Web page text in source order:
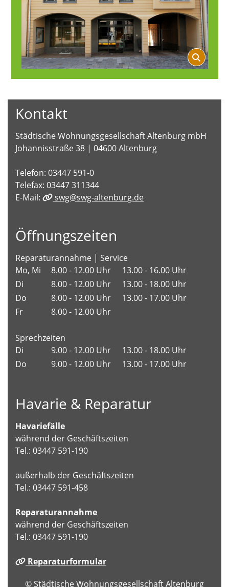
Kontakt
Städtische Wohnungsgesellschaft Altenburg mbH
Johannisstraße 38 | 04600 Altenburg
Telefon: 03447 591-0
Telefax: 03447 311344
E-Mail:
swg@swg-altenburg.de
Öffnungszeiten
Reparaturannahme | Service
Mo, Mi
8.00 - 12.00 Uhr
13.00 - 16.00 Uhr
Di
8.00 - 12.00 Uhr
13.00 - 18.00 Uhr
Do
8.00 - 12.00 Uhr
13.00 - 17.00 Uhr
Fr
8.00 - 12.00 Uhr
Sprechzeiten
Di
9.00 - 12.00 Uhr
13.00 - 18.00 Uhr
Do
9.00 - 12.00 Uhr 13.00 - 17.00 Uhr
Havarie & Reparatur
Havariefälle
während der Geschäftszeiten
Tel.: 03447 591-190
außerhalb der Geschäftszeiten
Tel.: 03447 591-458
Reparaturannahme
während der Geschäftszeiten
Tel.: 03447 591-190
Reparaturformular
© Städtische Wohnungsgesellschaft Altenburg